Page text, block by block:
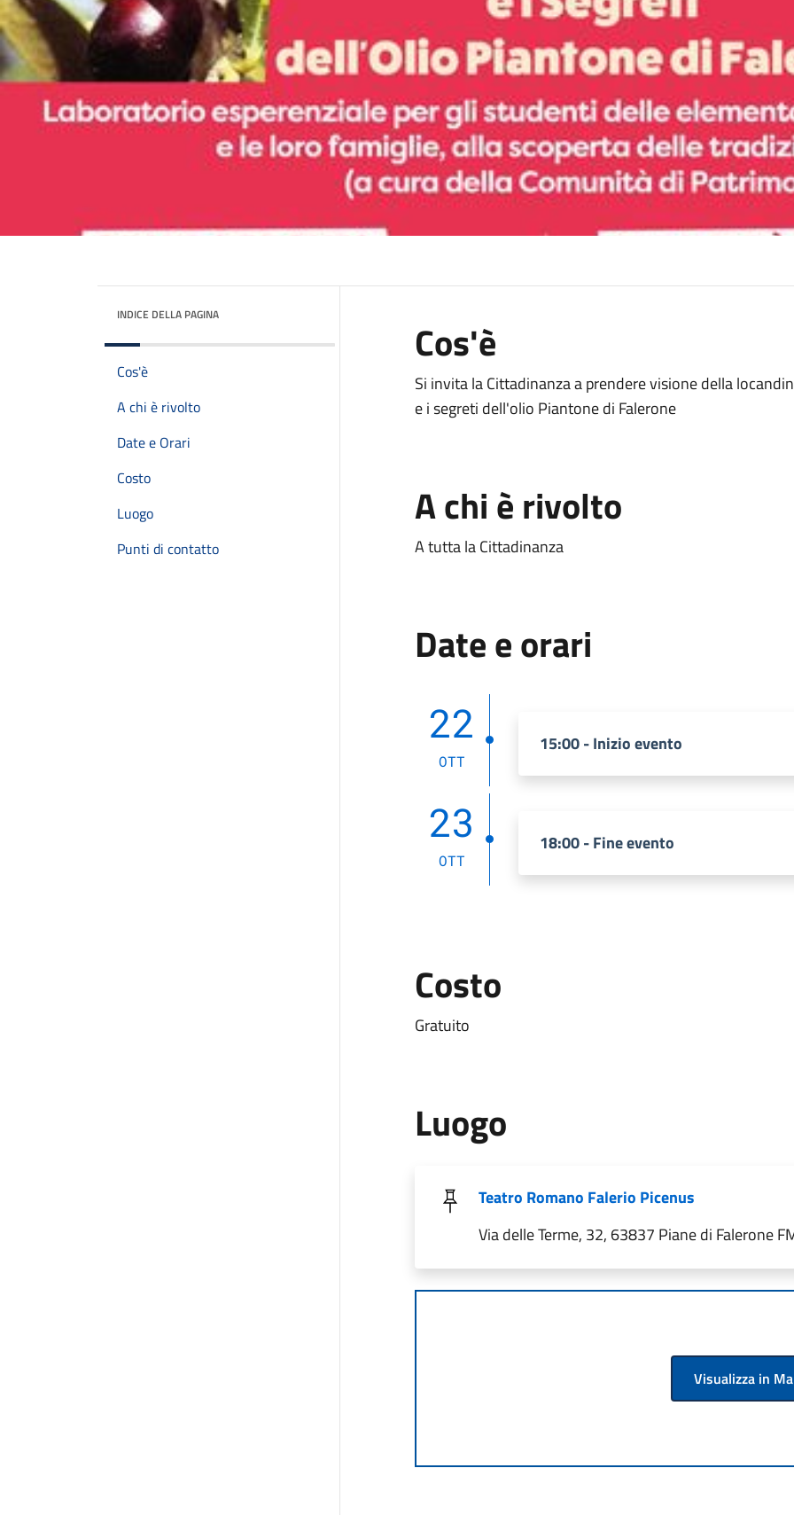
INDICE DELLA PAGINA
Cos'è
A chi è rivolto
Date e Orari
Costo
Luogo
Punti di contatto
Cos'è
Si invita la Cittadinanza a prendere visione della
e i segreti dell'olio Piantone di Falerone
A chi è rivolto
A tutta la Cittadinanza
Date e orari
22
OTT
15:00 - Inizio evento
23
OTT
18:00 - Fine evento
Costo
Gratuito
Luogo
Teatro Romano Falerio Picenus
Via delle Terme, 32, 63837 Piane di Falerone
Visualizza in